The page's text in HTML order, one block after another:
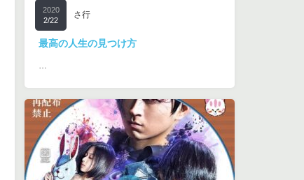
2020
2/22
さ行
最高の人生の見つけ方
…